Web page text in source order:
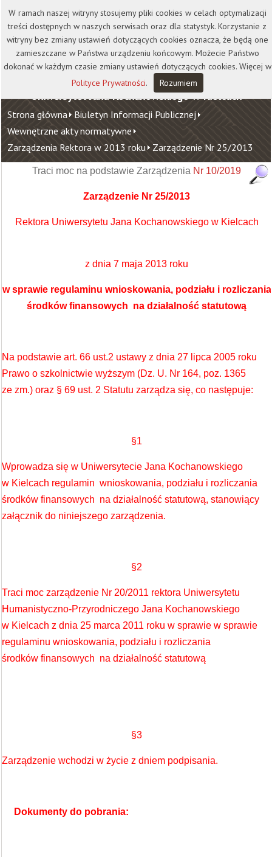
Kontakt Biblioteka
Wydawnictwo
Wirtualna Uczelnia
Uniwersytet Jana Kochanowskiego w Kielcach
Strona główna Biuletyn Informacji Publicznej
Wewnętrzne akty normatywne
Zarządzenia Rektora w 2013 roku Zarządzenie Nr 25/2013
Traci moc na podstawie Zarządzenia Nr 10/2019
Zarządzenie Nr 25/2013
Rektora Uniwersytetu Jana Kochanowskiego w Kielcach
z dnia 7 maja 2013 roku
w sprawie regulaminu wnioskowania, podziału i rozliczania
środków finansowych na działalność statutową
Na podstawie art. 66 ust.2 ustawy z dnia 27 lipca 2005 roku
Prawo o szkolnictwie wyższym (Dz. U. Nr 164, poz. 1365
ze zm.) oraz § 69 ust. 2 Statutu zarządza się, co następuje:
§1
Wprowadza się w Uniwersytecie Jana Kochanowskiego
w Kielcach regulamin wnioskowania, podziału i rozliczania
środków finansowych na działalność statutową, stanowiący
załącznik do niniejszego zarządzenia.
§2
Traci moc zarządzenie Nr 20/2011 rektora Uniwersytetu
Humanistyczno-Przyrodniczego Jana Kochanowskiego
w Kielcach z dnia 25 marca 2011 roku w sprawie w sprawie
regulaminu wnioskowania, podziału i rozliczania
środków finansowych na działalność statutową
§3
Zarządzenie wchodzi w życie z dniem podpisania.
Dokumenty do pobrania:
W ramach naszej witryny stosujemy pliki cookies w celach optymalizacji
treści dostępnych w naszych serwisach oraz dla statystyk. Korzystanie z
witryny bez zmiany ustawień dotyczących cookies oznacza, że będą one
zamieszczane w Państwa urządzeniu końcowym. Możecie Państwo
dokonać w każdym czasie zmiany ustawień dotyczących cookies. Więcej w
Polityce Prywatności. Rozumiem